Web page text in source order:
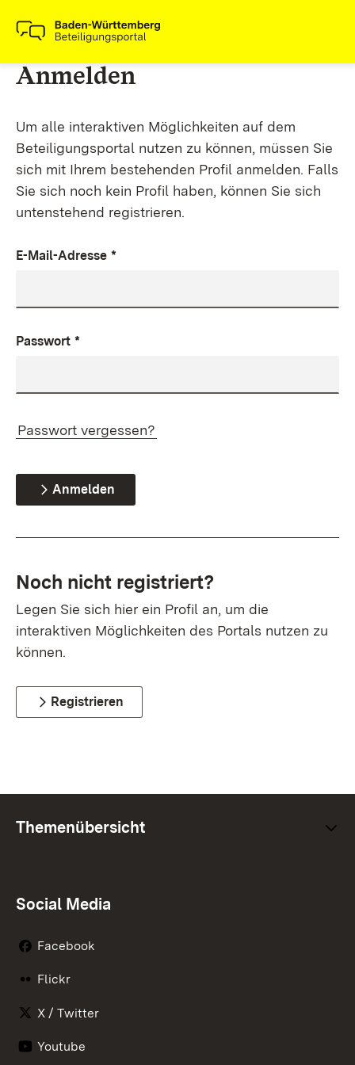
Anmelden
Um alle interaktiven Möglichkeiten auf dem
Beteiligungsportal nutzen zu können, müssen Sie
sich mit Ihrem bestehenden Profil anmelden. Falls
Sie sich noch kein Profil haben, können Sie sich
untenstehend registrieren.
E-Mail-Adresse *
Passwort *
Passwort vergessen?
Anmelden
Noch nicht registriert?
Legen Sie sich hier ein Profil an, um die
interaktiven Möglichkeiten des Portals nutzen zu
können.
Registrieren
Themenübersicht
Social Media
Facebook
Flickr
X / Twitter
Youtube